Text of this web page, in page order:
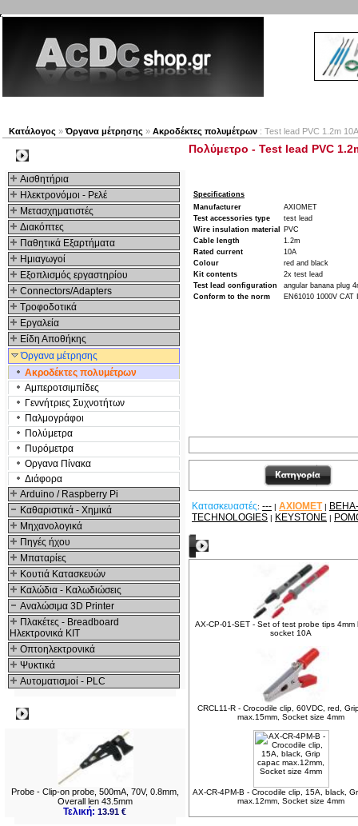
Κατάλογος »Όργανα μέτρησης » Ακροδέκτες πολυμέτρων : Test lead PVC 1.2m
Αισθητήρια
Ηλεκτρονόμοι - Ρελέ
Μετασχηματιστές
Διακόπτες
Παθητικά Εξαρτήματα
Hμιαγωγοί
Εξοπλισμός εργαστηρίου
Connectors/Adapters
Τροφοδοτικά
Εργαλεία
Είδη Αποθήκης
Όργανα μέτρησης
Ακροδέκτες πολυμέτρων
Αμπεροτσιμπίδες
Γενvήτριες Συχνοτήτων
Παλμογράφοι
Πολύμετρα
Πυρόμετρα
Οργανα Πίνακα
Διάφορα
Arduino / Raspberry Pi
Καθαριστικά - Χημικά
Μηχανολογικά
Πηγές ήχου
Μπαταρίες
Κουτιά Κατασκευών
Καλώδια - Καλωδιώσεις
Αναλώσιμα 3D Printer
Πλακέτες - Breadboard
Ηλεκτρονικά ΚΙΤ
Οπτοηλεκτρονικά
Ψυκτικά
Αυτοματισμοί - PLC
Probe - Clip-on probe, 500mA, 70V, 0.8mm,
Overall len 43.5mm
Τελική:13.91 €
Πολύμετρο - Test lead PVC
Specifications
Manufacturer
AXIOMET
Test accessories type
test lead
Wire insulation material
PVC
Cable length
1.2m
Rated current
10A
Colour
red and black
Kit contents
2x test lead
Test lead configuration
angular banana plug
Conform to the norm
EN61010 1000V CAT
Κατασκευαστές: --- | AXIOMET |
TECHNOLOGIES | KEYSTONE |
AX-CP-01-SET - Set of test probe tips
socket 10A
CRCL11-R - Crocodile clip, 60VDC, red,
max.15mm, Socket size 4mm
AX-CR-4PM-B - Crocodile clip, 15A, black,
max.12mm, Socket size 4mm